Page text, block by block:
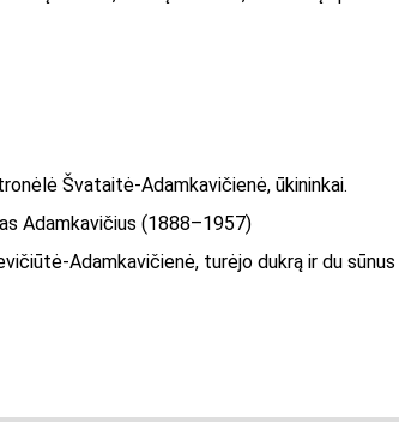
Švataitė-Adamkavičienė, ūkininkai.
Adamkavičius (1888–1957)
Adamkavičienė, turėjo dukrą ir du sūnus